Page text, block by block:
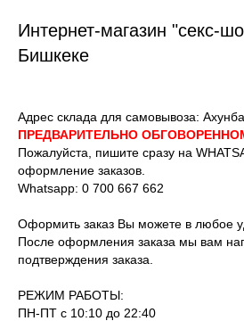
Интернет-магазин "секс-
Бишкеке
Адрес склада для самовывоза:
ПРЕДВАРИТЕЛЬНО
Пожалуйста, пишите сразу на
оформление заказов.
Whatsapp: 0 700 667 662
Оформить заказ Вы можете в любое
После оформления заказа мы вам
подтверждения заказа.
РЕЖИМ РАБОТЫ:
ПН-ПТ с 10:10 до 22:40